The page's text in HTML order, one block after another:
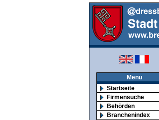
Menu
Startseite
Firmensuche
Behörden
Branchenindex